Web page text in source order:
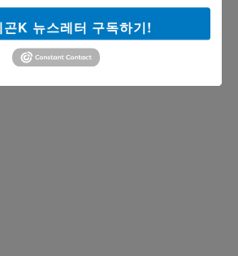
곤K 뉴스레터 구독하기!